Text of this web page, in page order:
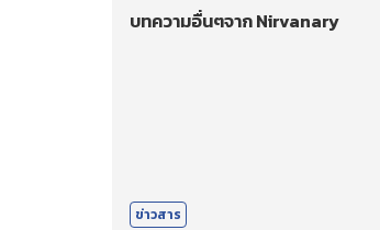
บทความอื่นๆจาก Nirvanary
ข่าวสาร